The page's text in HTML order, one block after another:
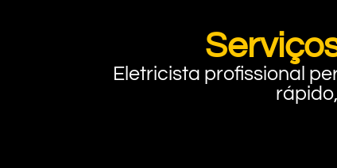
Eletricista profissional